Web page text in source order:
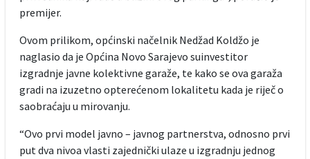
premijer.
Ovom prilikom, općinski načelnik Nedžad Koldžo je
naglasio da je Općina Novo Sarajevo suinvestitor
izgradnje javne kolektivne garaže, te kako se ova garaža
gradi na izuzetno opterećenom lokalitetu kada je riječ o
saobraćaju u mirovanju.
“Ovo prvi model javno – javnog partnerstva, odnosno prvi
put dva nivoa vlasti zajednički ulaze u izgradnju jednog